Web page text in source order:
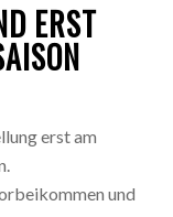
ERST
erst am
und